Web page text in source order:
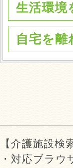
生活環境
自宅を
【介護施設
・対応ブラ